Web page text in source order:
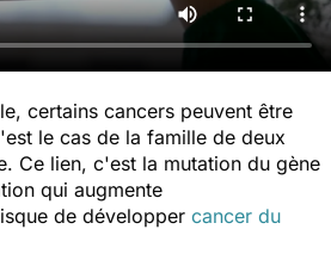
certains cancers peuvent être
le cas de la famille de deux
Ce lien, c'est la mutation du gène
qui augmente
de développer cancer du